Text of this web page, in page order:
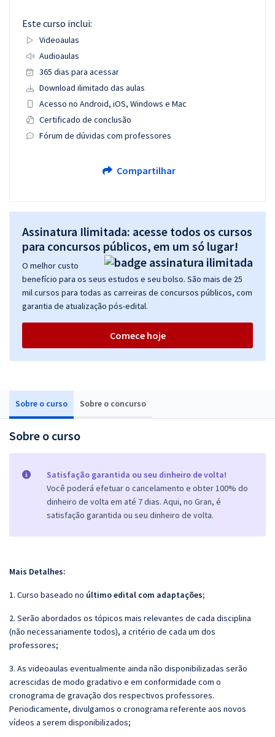
Sobre o curso Sobre o concurso
Sobre o curso
Satisfação garantida ou seu dinheiro de volta!
Você poderá efetuar o cancelamento e obter 100% do
dinheiro de volta em até 7 dias. Aqui, no Gran, é
satisfação garantida ou seu dinheiro de volta.
Mais Detalhes:
1. Curso baseado no último edital com adaptações;
2. Serão abordados os tópicos mais relevantes de cada disciplina
(não necessariamente todos), a critério de cada um dos
professores;
3. As videoaulas eventualmente ainda não disponibilizadas serão
acrescidas de modo gradativo e em conformidade com o
cronograma de gravação dos respectivos professores.
Periodicamente, divulgamos o cronograma referente aos novos
vídeos a serem disponibilizados;
Este curso inclui:
Videoaulas
Audioaulas
365 dias para acessar
Download ilimitado das aulas
Acesso no Android, iOS, Windows e Mac
Certificado de conclusão
Fórum de dúvidas com professores
Compartilhar
Assinatura Ilimitada: acesse todos os cursos
para concursos públicos, em um só lugar!
O melhor custo
benefício para os seus estudos e seu bolso. São mais de 25
mil cursos para todas as carreiras de concursos públicos, com
garantia de atualização pós-edital.
Comece hoje